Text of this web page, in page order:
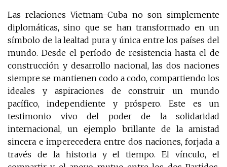
Las relaciones Vietnam-Cuba no son simplemente
diplomáticas, sino que se han transformado en un
símbolo de la lealtad pura y única entre los países del
mundo. Desde el período de resistencia hasta el de
construcción y desarrollo nacional, las dos naciones
siempre se mantienen codo a codo, compartiendo los
ideales y aspiraciones de construir un mundo
pacífico, independiente y próspero. Este es un
testimonio vivo del poder de la solidaridad
internacional, un ejemplo brillante de la amistad
sincera e imperecedera entre dos naciones, forjada a
través de la historia y el tiempo. El vínculo, el